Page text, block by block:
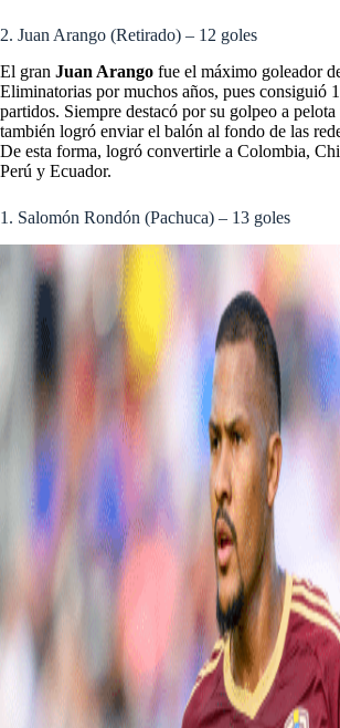
2. Juan Arango (Retirado) – 12 goles
El gran Juan Arango fue el máximo goleador
Eliminatorias por muchos años, pues consiguió
partidos. Siempre destacó por su golpeo a pelota
también logró enviar el balón al fondo de las
De esta forma, logró convertirle a Colombia,
Perú y Ecuador.
1. Salomón Rondón (Pachuca) – 13 goles